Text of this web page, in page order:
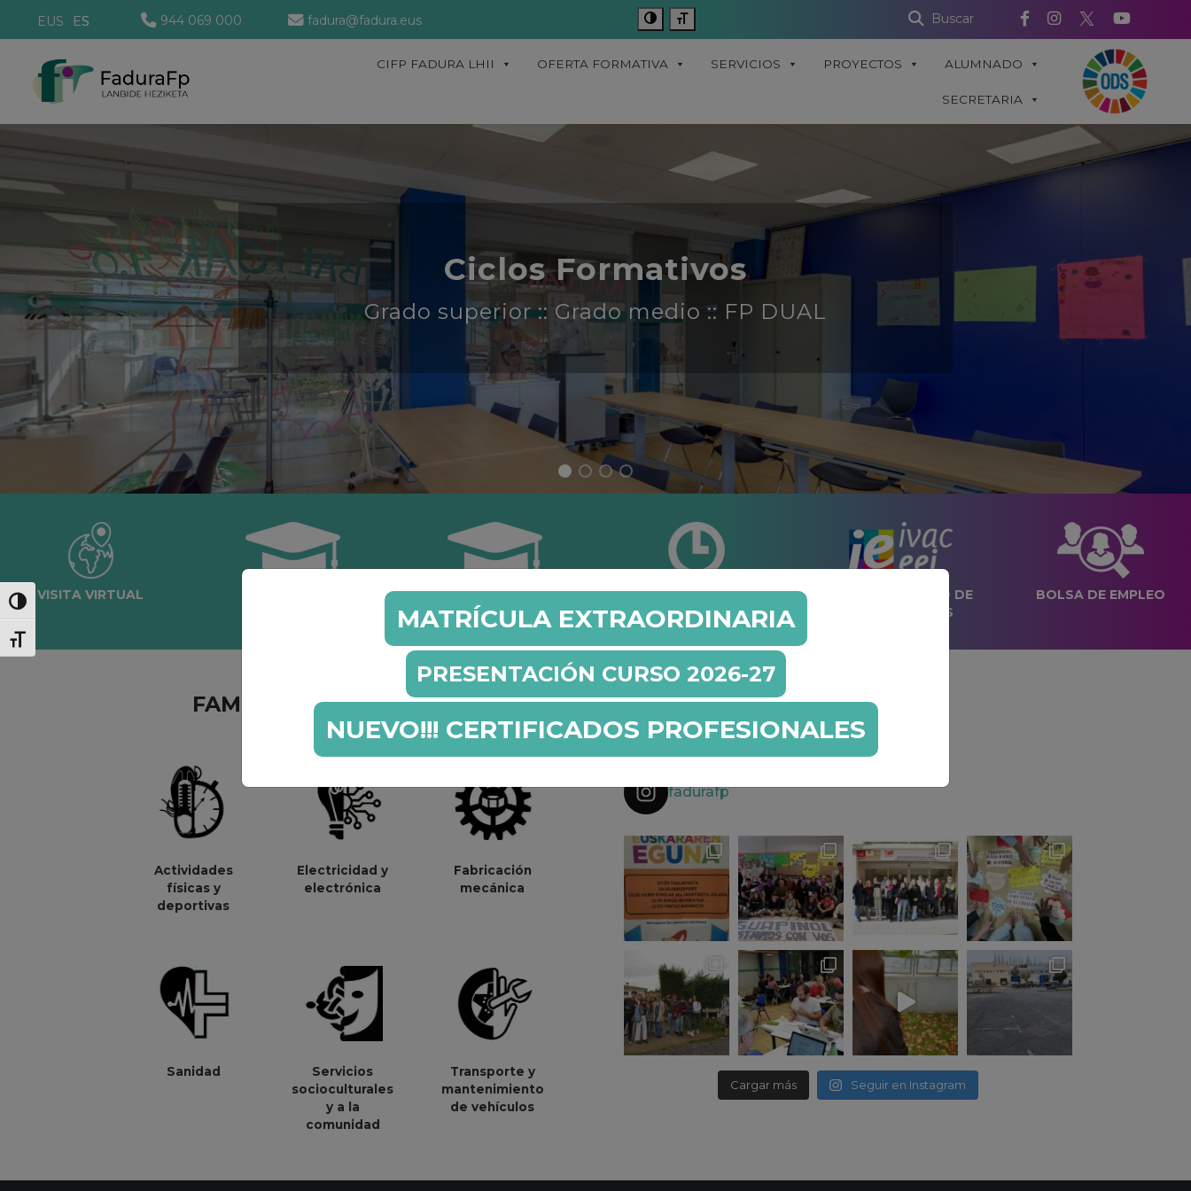
EUS ES 944 069 000 fadura@fadura.eus Buscar
CIFP FADURA LHII OFERTA FORMATIVA SERVICIOS PROYECTOS ALUMNADO
SECRETARIA
Ciclos Formativos
Grado superior :: Grado medio :: FP DUAL
VISITA VIRTUAL GRADO SUPERIOR CURSOS LANBIDE
RECONOCIMIENTO DE
COMPETENCIAS
BOLSA DE EMPLEO
FAMILIAS PROFESIONALES
Actividades
físicas y
deportivas
Electricidad y
electrónica
Fabricación
mecánica
Sanidad
Servicios
socioculturales
y a la
comunidad
Transporte y
mantenimiento
de vehículos
INSTAGRAM
fadurafp
Cargar más Seguir en Instagram
MATRÍCULA EXTRAORDINARIA
PRESENTACIÓN CURSO 2026-27
NUEVO!!! CERTIFICADOS PROFESIONALES